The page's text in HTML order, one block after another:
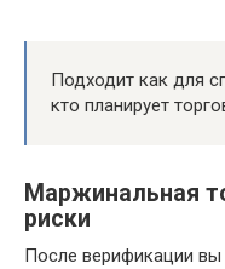
Подходит как для
кто планирует
Маржинальная
риски
После верификации вы